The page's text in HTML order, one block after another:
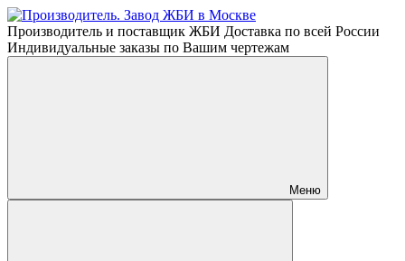
Производитель и поставщик ЖБИ Доставка по всей России
Индивидуальные заказы по Вашим чертежам
Меню